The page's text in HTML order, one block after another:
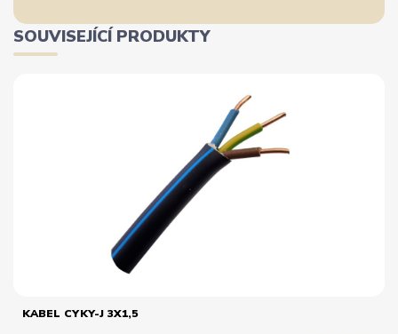
SOUVISEJÍCÍ PRODUKTY
KABEL CYKY-J 3X1,5